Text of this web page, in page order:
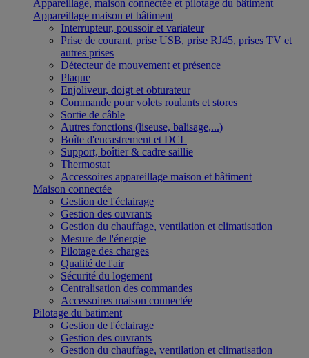
Appareillage, maison connectée et pilotage du bâtiment
Appareillage maison et bâtiment
Interrupteur, poussoir et variateur
Prise de courant, prise USB, prise RJ45, prises TV et
autres prises
Détecteur de mouvement et présence
Plaque
Enjoliveur, doigt et obturateur
Commande pour volets roulants et stores
Sortie de câble
Autres fonctions (liseuse, balisage,...)
Boîte d'encastrement et DCL
Support, boîtier & cadre saillie
Thermostat
Accessoires appareillage maison et bâtiment
Maison connectée
Gestion de l'éclairage
Gestion des ouvrants
Gestion du chauffage, ventilation et climatisation
Mesure de l'énergie
Pilotage des charges
Qualité de l'air
Sécurité du logement
Centralisation des commandes
Accessoires maison connectée
Pilotage du batiment
Gestion de l'éclairage
Gestion des ouvrants
Gestion du chauffage, ventilation et climatisation